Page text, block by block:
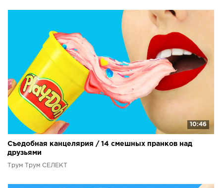
10:46
Съедобная канцелярия / 14 смешных пранков над
друзьями
Трум Трум СЕЛЕКТ